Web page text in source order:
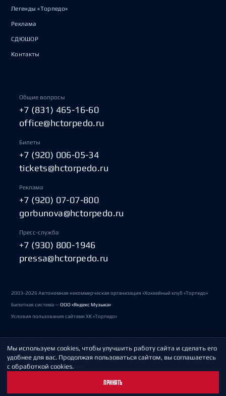
Легенды «Торпедо»
Реклама
СДЮШОР
Контакты
Общие вопросы
+7 (831) 465-16-60
office@hctorpedo.ru
Билеты
+7 (920) 006-05-34
tickets@hctorpedo.ru
Реклама
+7 (920) 07-07-800
gorbunova@hctorpedo.ru
Пресс-служба
+7 (930) 800-1946
pressa@hctorpedo.ru
2003-2026 Автономная некоммерческая организация «Хоккейный клуб «Торпедо»
Билетная система —ООО «Яндекс Музыка»
Условия пользования сайтами ХК «Торпедо»
Политика обработки персональных данных
Пользовательское соглашение
Мы используем cookies, чтобы улучшить работу сайта и сделать его
удобнее для вас. Продолжая пользоваться сайтом, вы соглашаетесь
с обработкой cookies.
ПРИНЯТЬ